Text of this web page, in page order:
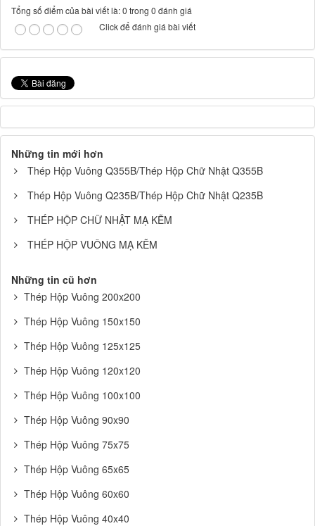
Tổng số điểm của bài viết là: 0 trong 0 đánh giá
Click để đánh giá bài viết
Những tin mới hơn
Thép Hộp Vuông Q355B/Thép Hộp Chữ Nhật Q355B
Thép Hộp Vuông Q235B/Thép Hộp Chữ Nhật Q235B
THÉP HỘP CHỮ NHẬT MẠ KẼM
THÉP HỘP VUÔNG MẠ KẼM
Những tin cũ hơn
Thép Hộp Vuông 200x200
Thép Hộp Vuông 150x150
Thép Hộp Vuông 125x125
Thép Hộp Vuông 120x120
Thép Hộp Vuông 100x100
Thép Hộp Vuông 90x90
Thép Hộp Vuông 75x75
Thép Hộp Vuông 65x65
Thép Hộp Vuông 60x60
Thép Hộp Vuông 40x40